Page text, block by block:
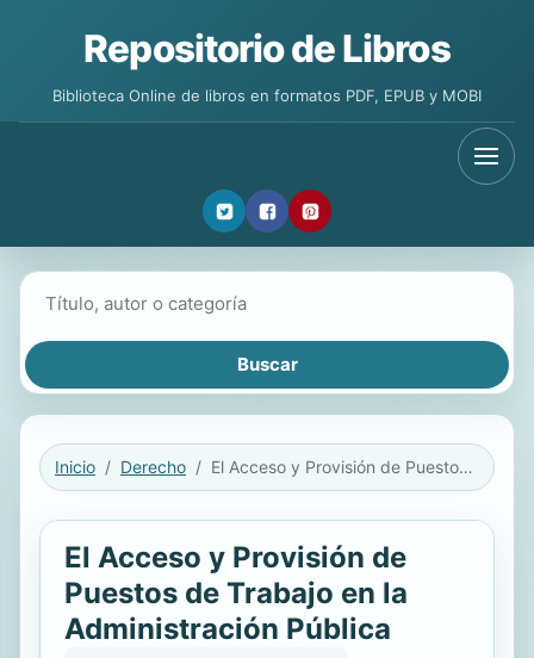
Repositorio de Libros
Biblioteca Online de libros en formatos PDF, EPUB y MOBI
Inicio Derecho El Acceso y Provisión de Puestos de Trabajo en la Administración Pública
El Acceso y Provisión de
Puestos de Trabajo en la
Administración Pública